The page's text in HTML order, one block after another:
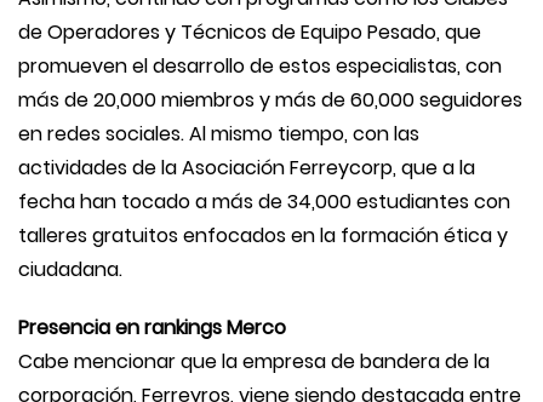
de Operadores y Técnicos de Equipo Pesado, que
promueven el desarrollo de estos especialistas, con
más de 20,000 miembros y más de 60,000 seguidores
en redes sociales. Al mismo tiempo, con las
actividades de la Asociación Ferreycorp, que a la
fecha han tocado a más de 34,000 estudiantes con
talleres gratuitos enfocados en la formación ética y
ciudadana.
Presencia en rankings Merco
Cabe mencionar que la empresa de bandera de la
corporación, Ferreyros, viene siendo destacada entre